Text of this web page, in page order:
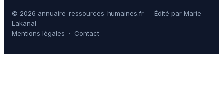
© 2026 annuaire-ressources-humaines.fr — Édité par Marie
Lakanal
Mentions légales · Contact